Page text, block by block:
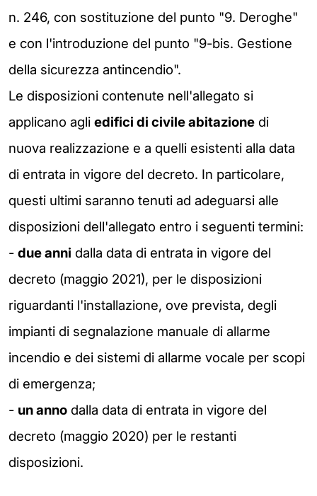
n. 246, con sostituzione del punto "9. Deroghe"
e con l'introduzione del punto "9-bis. Gestione
della sicurezza antincendio".
Le disposizioni contenute nell'allegato si
applicano agli edifici di civile abitazione di
nuova realizzazione e a quelli esistenti alla data
di entrata in vigore del decreto. In particolare,
questi ultimi saranno tenuti ad adeguarsi alle
disposizioni dell'allegato entro i seguenti termini:
- due anni dalla data di entrata in vigore del
decreto (maggio 2021), per le disposizioni
riguardanti l'installazione, ove prevista, degli
impianti di segnalazione manuale di allarme
incendio e dei sistemi di allarme vocale per scopi
di emergenza;
- un anno dalla data di entrata in vigore del
decreto (maggio 2020) per le restanti
disposizioni.